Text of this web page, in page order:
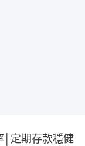
定期存款穩健